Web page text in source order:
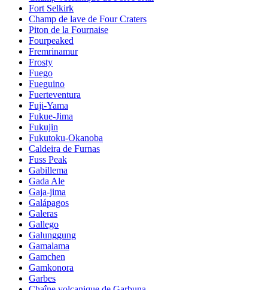
Fort Selkirk
Champ de lave de Four Craters
Piton de la Fournaise
Fourpeaked
Fremrinamur
Frosty
Fuego
Fueguino
Fuerteventura
Fuji-Yama
Fukue-Jima
Fukujin
Fukutoku-Okanoba
Caldeira de Furnas
Fuss Peak
Gabillema
Gada Ale
Gaja-jima
Galápagos
Galeras
Gallego
Galunggung
Gamalama
Gamchen
Gamkonora
Garbes